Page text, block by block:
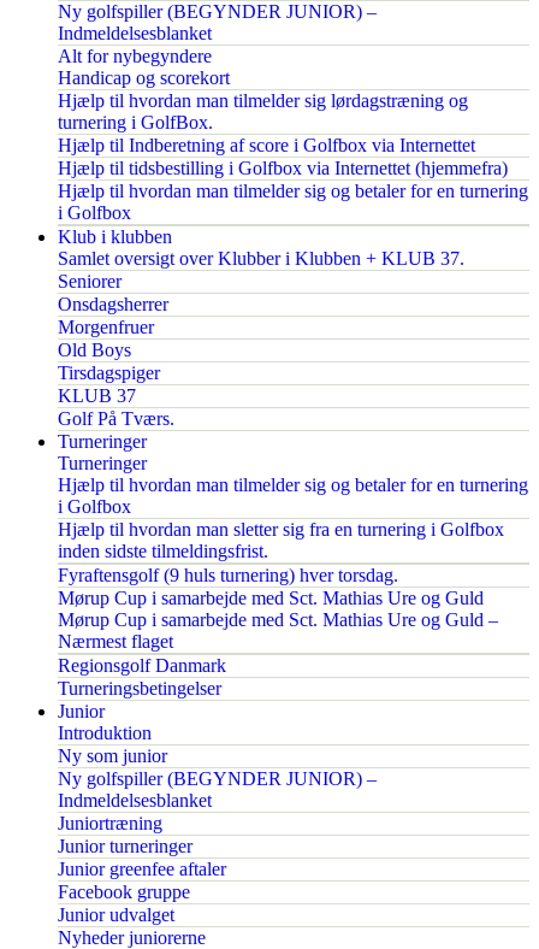
Ny golfspiller (BEGYNDER JUNIOR) –
Indmeldelsesblanket
Alt for nybegyndere
Handicap og scorekort
Hjælp til hvordan man tilmelder sig lørdagstræning og
turnering i GolfBox.
Hjælp til Indberetning af score i Golfbox via Internettet
Hjælp til tidsbestilling i Golfbox via Internettet (hjemmefra)
Hjælp til hvordan man tilmelder sig og betaler for en turnering
i Golfbox
Klub i klubben
Samlet oversigt over Klubber i Klubben + KLUB 37.
Seniorer
Onsdagsherrer
Morgenfruer
Old Boys
Tirsdagspiger
KLUB 37
Golf På Tværs.
Turneringer
Turneringer
Hjælp til hvordan man tilmelder sig og betaler for en turnering
i Golfbox
Hjælp til hvordan man sletter sig fra en turnering i Golfbox
inden sidste tilmeldingsfrist.
Fyraftensgolf (9 huls turnering) hver torsdag.
Mørup Cup i samarbejde med Sct. Mathias Ure og Guld
Mørup Cup i samarbejde med Sct. Mathias Ure og Guld –
Nærmest flaget
Regionsgolf Danmark
Turneringsbetingelser
Junior
Introduktion
Ny som junior
Ny golfspiller (BEGYNDER JUNIOR) –
Indmeldelsesblanket
Juniortræning
Junior turneringer
Junior greenfee aftaler
Facebook gruppe
Junior udvalget
Nyheder juniorerne